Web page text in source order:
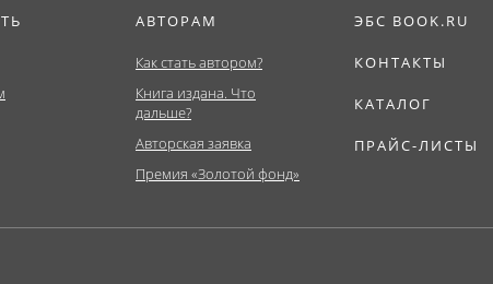
АВТОРАМ
Как стать автором?
Книга издана. Что
дальше?
Авторская заявка
Премия «Золотой фонд»
ЭБС BOOK.RU
КОНТАКТЫ
КАТАЛОГ
ПРАЙС-ЛИСТЫ